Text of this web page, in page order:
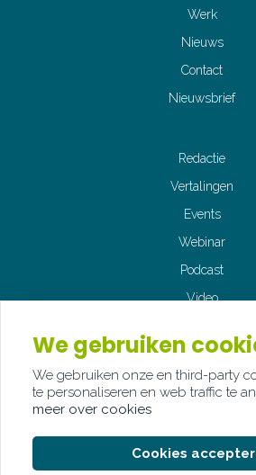
Werk
Nieuws
Contact
Nieuwsbrief
Redactie
Vertalingen
Events
Webinar
Podcast
Video
We gebruiken
We gebruiken onze en third-party
te personaliseren en web traffic te
meer over cookies
Cookies